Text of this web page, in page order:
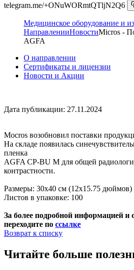
telegram.me/+ONuWORmtQTljN2Q6
Медицинское оборудование и
НаправленииНовостиMicros -
AGFA
О направлении
Сертификаты и лицензии
Новости и Акции
Дата публикации: 27.11.2024
Mocros возобновил поставки
На складе появилась
пленка
AGFA CP-BU M для общей
контрастности.
Размеры: 30x40 см (12x15.75 дюймов)
Листов в упаковке: 100
За более подробной информацией и
переходите по ссылке
Возврат к списку
Читайте больше